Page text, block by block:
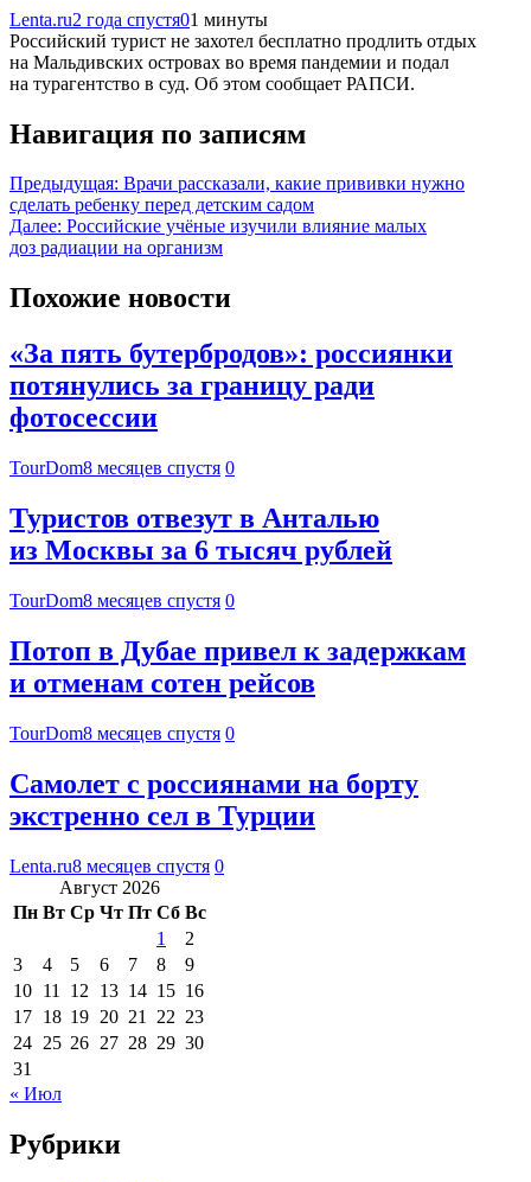
Lenta.ru2 года спустя01 минуты
Российский турист не захотел бесплатно продлить отдых
на Мальдивских островах во время пандемии и подал
на турагентство в суд. Об этом сообщает РАПСИ.
Навигация по записям
Предыдущая: Врачи рассказали, какие прививки нужно
сделать ребенку перед детским садом
Далее: Российские учёные изучили влияние малых
доз радиации на организм
Похожие новости
«За пять бутербродов»: россиянки
потянулись за границу ради
фотосессии
TourDom8 месяцев спустя 0
Туристов отвезут в Анталью
из Москвы за 6 тысяч рублей
TourDom8 месяцев спустя 0
Потоп в Дубае привел к задержкам
и отменам сотен рейсов
TourDom8 месяцев спустя 0
Самолет с россиянами на борту
экстренно сел в Турции
Lenta.ru8 месяцев спустя 0
Август 2026
Пн Вт Ср Чт Пт Сб Вс
1
2
3
4 5 6 7 8
9
10 11 12 13 14 15 16
17 18 19 20 21 22 23
24 25 26 27 28 29 30
31
« Июл
Рубрики